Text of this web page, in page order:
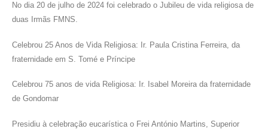
No dia 20 de julho de 2024 foi celebrado o Jubileu de vida religiosa de
duas Irmãs FMNS.
Celebrou 25 Anos de Vida Religiosa: Ir. Paula Cristina Ferreira, da
fraternidade em S. Tomé e Príncipe
Celebrou 75 anos de vida Religiosa: Ir. Isabel Moreira da fraternidade
de Gondomar
Presidiu à celebração eucarística o Frei António Martins, Superior